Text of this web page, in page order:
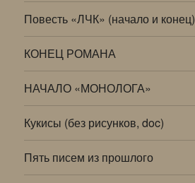
Повесть «ЛЧК» (начало и конец)
КОНЕЦ РОМАНА
НАЧАЛО «МОНОЛОГА»
Кукисы (без рисунков, doc)
Пять писем из прошлого